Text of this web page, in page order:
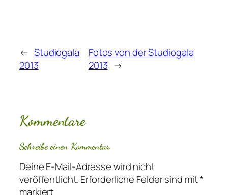
← Studiogala
2013
Fotos von der Studiogala
2013 →
Kommentare
Schreibe einen Kommentar
Deine E-Mail-Adresse wird nicht
veröffentlicht.Erforderliche Felder sind mit*
markiert